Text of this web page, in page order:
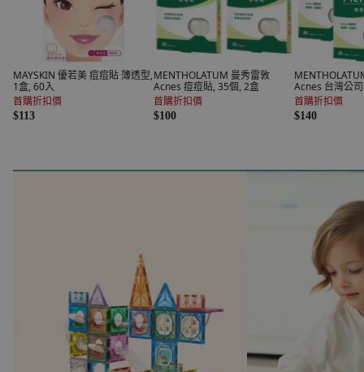
MAYSKIN 優若美 痘痘貼 薄透型,
1盒, 60入
首購折扣價
$113
MENTHOLATUM 曼秀雷敦
Acnes 痘痘貼, 35個, 2盒
首購折扣價
$100
Acnes 台灣公
薄綜合型, 26片,
首購折扣價
$140